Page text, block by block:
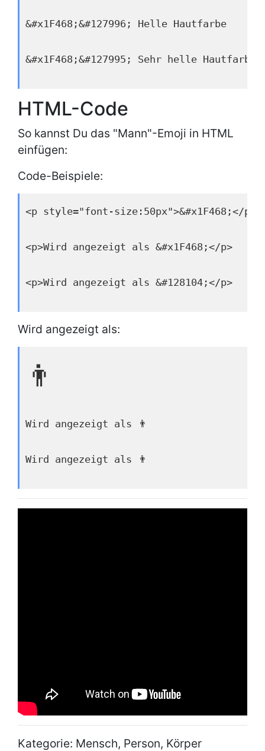
&#x1F468;&#127996; Helle Hautfarbe
&#x1F468;&#127995; Sehr helle Hautfarbe
HTML-Code
So kannst Du das "Mann"-Emoji in HTML
einfügen:
Code-Beispiele:
<p style="font-size:50px">&#x1F468;</p>
<p>Wird angezeigt als &#x1F468;</p>
<p>Wird angezeigt als &#128104;</p>
Wird angezeigt als:
👨
Wird angezeigt als 👨
Wird angezeigt als 👨
Kategorie: Mensch, Person, Körper